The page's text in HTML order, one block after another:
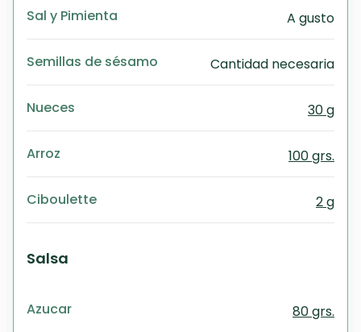
Sal y Pimienta A gusto
Semillas de sésamo Cantidad necesaria
Nueces 30 g
Arroz 100 grs.
Ciboulette 2 g
Salsa
Azucar 80 grs.